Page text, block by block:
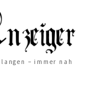
– immer nah